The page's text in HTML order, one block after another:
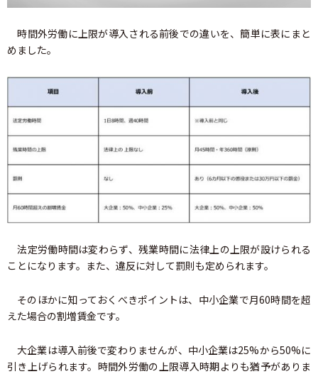
時間外労働に上限が導入される前後での違いを、簡単に表にまと
めました。
法定労働時間は変わらず、残業時間に法律上の上限が設けられる
ことになります。また、違反に対して罰則も定められます。
そのほかに知っておくべきポイントは、中小企業で月60時間を超
えた場合の割増賃金です。
大企業は導入前後で変わりませんが、中小企業は25%から50%に
引き上げられます。時間外労働の上限導入時期よりも猶予がありま